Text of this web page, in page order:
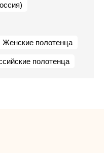
Женские полотенца
полотенца